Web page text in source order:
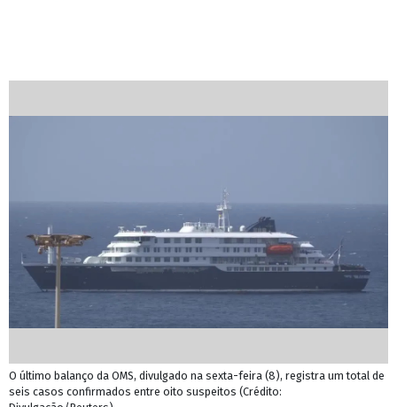
O último balanço da OMS, divulgado na sexta-feira (8), registra um total de
seis casos confirmados entre oito suspeitos (Crédito: